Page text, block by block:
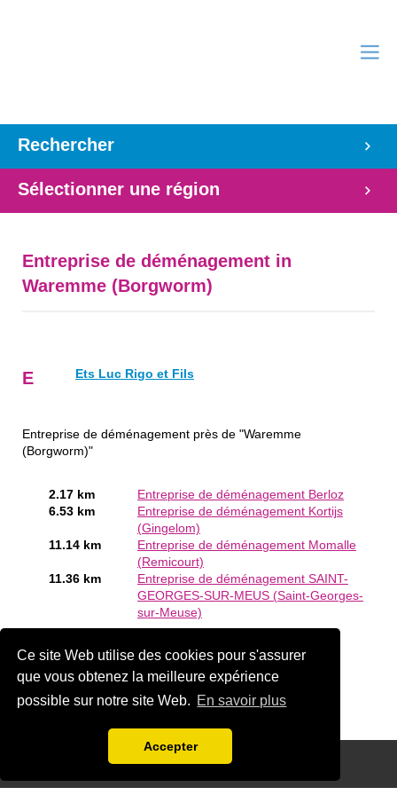
Ce site Web utilise des cookies pour s'assurer
que vous obtenez la meilleure expérience
possible sur notre site Web. En savoir plus
Accepter
Rechercher
Sélectionner une région
Entreprise de déménagement in
Waremme (Borgworm)
E Ets Luc Rigo et Fils
Entreprise de déménagement près de "Waremme
(Borgworm)"
2.17 km
Entreprise de déménagement Berloz
6.53 km
Entreprise de déménagement Kortijs
(Gingelom)
11.14 km
Entreprise de déménagement Momalle
(Remicourt)
11.36 km
Entreprise de déménagement SAINT-
GEORGES-SUR-MEUS (Saint-Georges-
sur-Meuse)
déménagement en Waremme (Borgworm)?Ajouter une
société gratuitement